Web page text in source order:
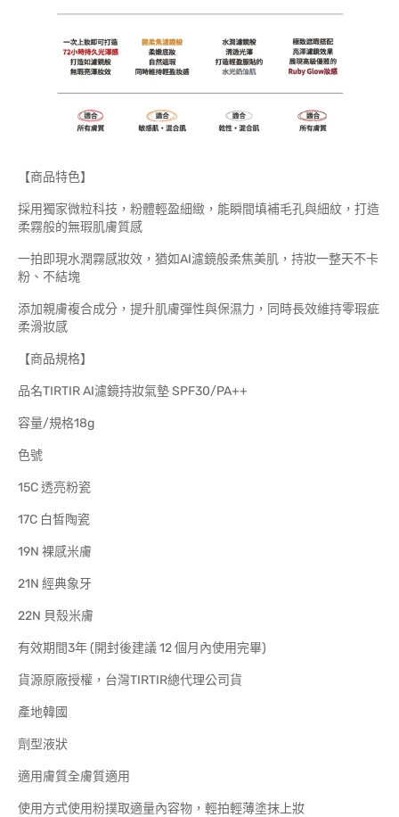
【商品特色】
採用獨家微粒科技，粉體輕盈細緻，能瞬間填補毛孔與細紋，打造
柔霧般的無瑕肌膚質感
一拍即現水潤霧感妝效，猶如AI濾鏡般柔焦美肌，持妝一整天不卡
粉、不結塊
添加親膚複合成分，提升肌膚彈性與保濕力，同時長效維持零瑕疵
柔滑妝感
【商品規格】
品名TIRTIR AI濾鏡持妝氣墊 SPF30/PA++
容量/規格18g
色號
15C 透亮粉瓷
17C 白皙陶瓷
19N 裸感米膚
21N 經典象牙
22N 貝殼米膚
有效期間3年 (開封後建議 12 個月內使用完畢)
貨源原廠授權，台灣TIRTIR總代理公司貨
產地韓國
劑型液狀
適用膚質全膚質適用
使用方式使用粉撲取適量內容物，輕拍輕薄塗抹上妝